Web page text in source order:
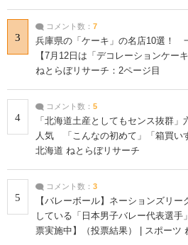
3
コメント数： 7
兵庫県の「ケーキ」の名店10選！
【7月12日は「デコレーションケー
ねとらぼリサーチ：2ページ目
4
コメント数： 5
「北海道土産としてもセンス抜群」
人気 「こんなの初めて」「箱買い
北海道 ねとらぼリサーチ
5
コメント数： 3
【バレーボール】ネーションズリ
している「日本男子バレー代表選手
票実施中】（投票結果） | スポーツ